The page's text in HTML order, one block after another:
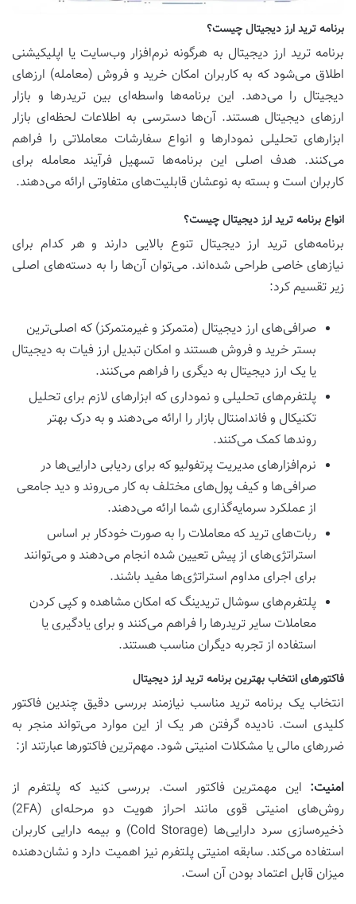
برنامه ترید ارز دیجیتال چیست؟
برنامه ترید ارز دیجیتال به هرگونه نرم‌افزار وب‌سایت یا اپلیکیشنی
اطلاق می‌شود که به کاربران امکان خرید و فروش (معامله) ارزهای
دیجیتال را می‌دهد. این برنامه‌ها واسطه‌ای بین تریدرها و بازار
ارزهای دیجیتال هستند. آن‌ها دسترسی به اطلاعات لحظه‌ای بازار
ابزارهای تحلیلی نمودارها و انواع سفارشات معاملاتی را فراهم
می‌کنند. هدف اصلی این برنامه‌ها تسهیل فرآیند معامله برای
کاربران است و بسته به نوعشان قابلیت‌های متفاوتی ارائه می‌دهند.
انواع برنامه ترید ارز دیجیتال چیست؟
برنامه‌های ترید ارز دیجیتال تنوع بالایی دارند و هر کدام برای
نیازهای خاصی طراحی شده‌اند. می‌توان آن‌ها را به دسته‌های اصلی
زیر تقسیم کرد:
صرافی‌های ارز دیجیتال (متمرکز و غیرمتمرکز) که اصلی‌ترین
بستر خرید و فروش هستند و امکان تبدیل ارز فیات به دیجیتال
یا یک ارز دیجیتال به دیگری را فراهم می‌کنند.
پلتفرم‌های تحلیلی و نموداری که ابزارهای لازم برای تحلیل
تکنیکال و فاندامنتال بازار را ارائه می‌دهند و به درک بهتر
روندها کمک می‌کنند.
نرم‌افزارهای مدیریت پرتفولیو که برای ردیابی دارایی‌ها در
صرافی‌ها و کیف پول‌های مختلف به کار می‌روند و دید جامعی
از عملکرد سرمایه‌گذاری شما ارائه می‌دهند.
ربات‌های ترید که معاملات را به صورت خودکار بر اساس
استراتژی‌های از پیش تعیین شده انجام می‌دهند و می‌توانند
برای اجرای مداوم استراتژی‌ها مفید باشند.
پلتفرم‌های سوشال تریدینگ که امکان مشاهده و کپی کردن
معاملات سایر تریدرها را فراهم می‌کنند و برای یادگیری یا
استفاده از تجربه دیگران مناسب هستند.
فاکتورهای انتخاب بهترین برنامه ترید ارز دیجیتال
انتخاب یک برنامه ترید مناسب نیازمند بررسی دقیق چندین فاکتور
کلیدی است. نادیده گرفتن هر یک از این موارد می‌تواند منجر به
ضررهای مالی یا مشکلات امنیتی شود. مهم‌ترین فاکتورها عبارتند از:
امنیت: این مهمترین فاکتور است. بررسی کنید که پلتفرم از
روش‌های امنیتی قوی مانند احراز هویت دو مرحله‌ای (2FA)
ذخیره‌سازی سرد دارایی‌ها (Cold Storage) و بیمه دارایی کاربران
استفاده می‌کند. سابقه امنیتی پلتفرم نیز اهمیت دارد و نشان‌دهنده
میزان قابل اعتماد بودن آن است.